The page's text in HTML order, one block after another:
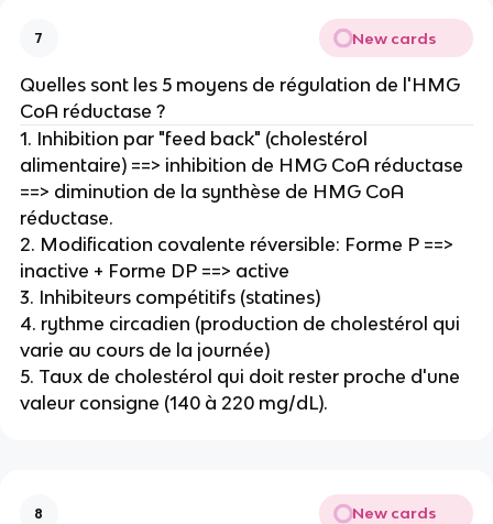
7 New cards
Quelles sont les 5 moyens de régulation de l'HMG
CoA réductase ?
1. Inhibition par "feed back" (cholestérol
alimentaire) ==> inhibition de HMG CoA réductase
==> diminution de la synthèse de HMG CoA
réductase.
2. Modification covalente réversible: Forme P ==>
inactive + Forme DP ==> active
3. Inhibiteurs compétitifs (statines)
4. rythme circadien (production de cholestérol qui
varie au cours de la journée)
5. Taux de cholestérol qui doit rester proche d'une
valeur consigne (140 à 220 mg/dL).
8 New cards